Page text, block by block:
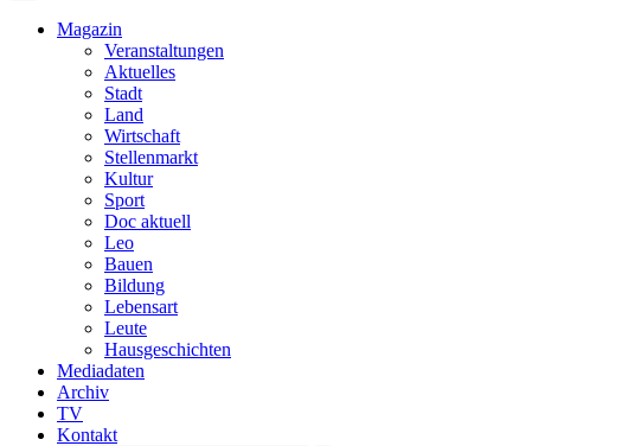
Magazin
Veranstaltungen
Aktuelles
Stadt
Land
Wirtschaft
Stellenmarkt
Kultur
Sport
Doc aktuell
Leo
Bauen
Bildung
Lebensart
Leute
Hausgeschichten
Mediadaten
Archiv
TV
Kontakt